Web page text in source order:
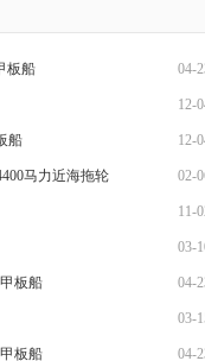
板船 04-
12-
船 12-
马力近海拖轮 02-
11-
03-
板船 04-
03-
板船 04-